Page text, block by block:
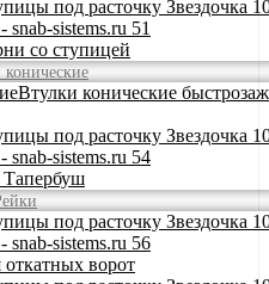
со ступицей
конические
Втулки конические
Тапербуш
откатных ворот